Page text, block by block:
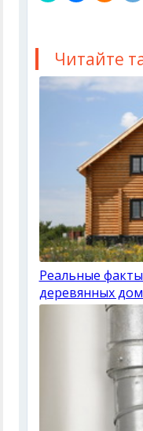
Читайте
Реальные
деревянных